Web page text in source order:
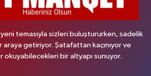
temasıyla sizleri buluştururken, sadelik
araya getiriyor. Şatafattan kaçınıyor ve
okuyabilecekleri bir altyapı sunuyor.